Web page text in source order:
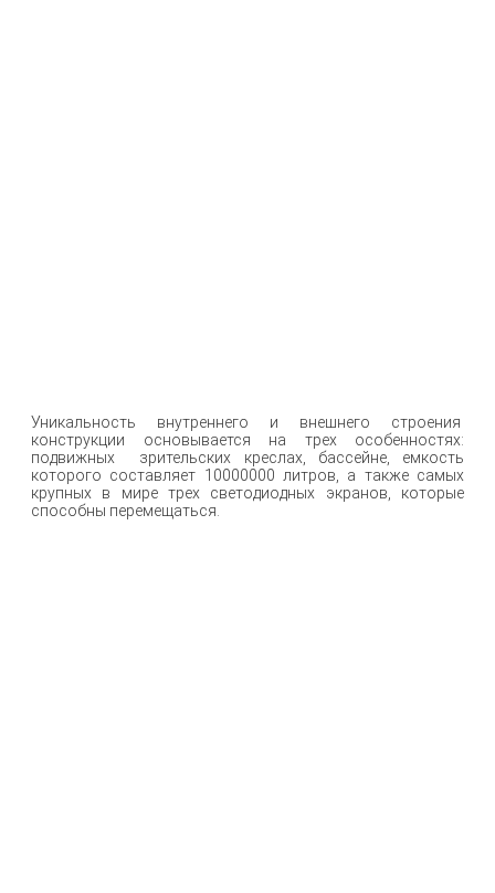
Уникальность внутреннего и внешнего строения
конструкции основывается на трех особенностях:
подвижных зрительских креслах, бассейне, емкость
которого составляет 10000000 литров, а также самых
крупных в мире трех светодиодных экранов, которые
способны перемещаться.